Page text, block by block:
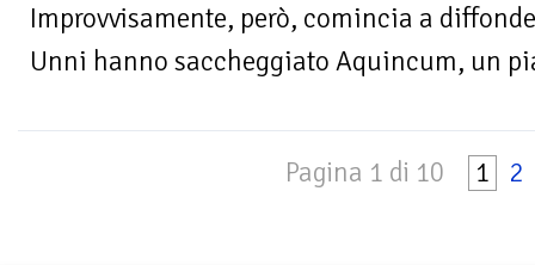
Improvvisamente, però, comincia a
Unni hanno saccheggiato Aquincum, un
Pagina 1 di 10 1 2